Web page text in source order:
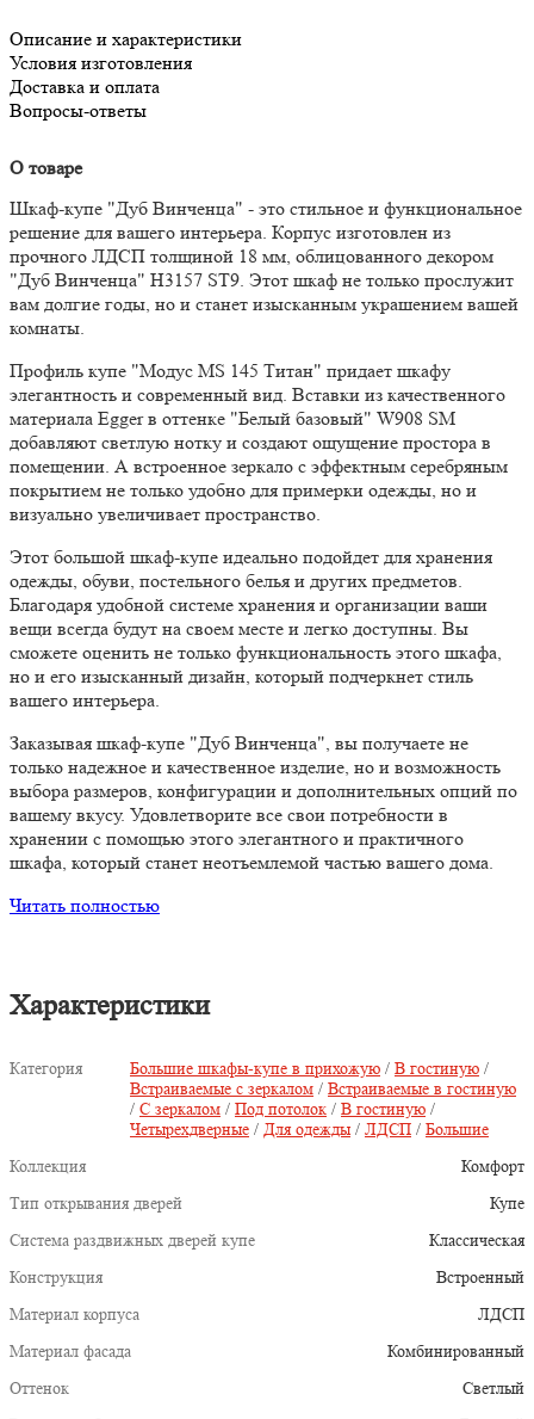
Описание и характеристики
Условия изготовления
Доставка и оплата
Вопросы-ответы
О товаре
Шкаф-купе "Дуб Винченца" - это стильное и функциональное
решение для вашего интерьера. Корпус изготовлен из
прочного ЛДСП толщиной 18 мм, облицованного декором
"Дуб Винченца" H3157 ST9. Этот шкаф не только прослужит
вам долгие годы, но и станет изысканным украшением вашей
комнаты.
Профиль купе "Модус MS 145 Титан" придает шкафу
элегантность и современный вид. Вставки из качественного
материала Egger в оттенке "Белый базовый" W908 SM
добавляют светлую нотку и создают ощущение простора в
помещении. А встроенное зеркало с эффектным серебряным
покрытием не только удобно для примерки одежды, но и
визуально увеличивает пространство.
Этот большой шкаф-купе идеально подойдет для хранения
одежды, обуви, постельного белья и других предметов.
Благодаря удобной системе хранения и организации ваши
вещи всегда будут на своем месте и легко доступны. Вы
сможете оценить не только функциональность этого шкафа,
но и его изысканный дизайн, который подчеркнет стиль
вашего интерьера.
Заказывая шкаф-купе "Дуб Винченца", вы получаете не
только надежное и качественное изделие, но и возможность
выбора размеров, конфигурации и дополнительных опций по
вашему вкусу. Удовлетворите все свои потребности в
хранении с помощью этого элегантного и практичного
шкафа, который станет неотъемлемой частью вашего дома.
Читать полностью
Характеристики
Категория Большие шкафы-купе в прихожую / В гостиную /
Встраиваемые с зеркалом / Встраиваемые в гостиную
/ С зеркалом / Под потолок / В гостиную /
Четырехдверные / Для одежды / ЛДСП / Большие
Коллекция
Комфорт
Тип открывания дверей
Купе
Система раздвижных дверей купе
Классическая
Конструкция
Встроенный
Материал корпуса
ЛДСП
Материал фасада
Комбинированный
Оттенок
Светлый